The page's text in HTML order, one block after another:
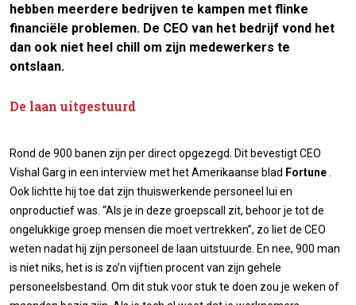
hebben meerdere bedrijven te kampen met flinke
financiële problemen. De CEO van het bedrijf vond het
dan ook niet heel chill om zijn medewerkers te
ontslaan.
De laan uitgestuurd
Rond de 900 banen zijn per direct opgezegd. Dit bevestigt CEO
Vishal Garg in een interview met het Amerikaanse blad Fortune
Ook lichtte hij toe dat zijn thuiswerkende personeel lui en
onproductief was. “Als je in deze groepscall zit, behoor je tot de
ongelukkige groep mensen die moet vertrekken”, zo liet de CEO
weten nadat hij zijn personeel de laan uitstuurde. En nee, 900 man
is niet niks, het is is zo’n vijftien procent van zijn gehele
personeelsbestand. Om dit stuk voor stuk te doen zou je weken of